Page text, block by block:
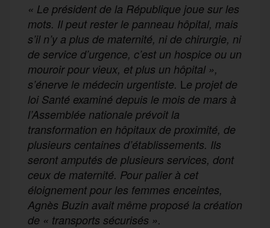
« Le président de la République joue sur les
mots. Il peut rester le panneau hôpital, mais
s’il n’y a plus de maternité, ni de chirurgie, ni
de service d’urgence, c’est un hospice ou un
mouroir pour vieux, et plus un hôpital»,
s’énerve le médecin urgentiste. L e projet de
loi Santé examiné depuis le mois de mars à
l’Assemblée nationale prévoit la
transformation en hôpitaux de proximité, de
plusieurs centaines d’établissements. Ils
seront amputés de plusieurs services, dont
ceux de maternité. Pour palier à cet
éloignement pour les femmes enceintes,
Agnès Buzin avait même proposé la création
de « transports sécurisés ».